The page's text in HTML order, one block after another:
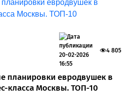
планировки евродвушек в
класса Москвы. ТОП-10
4 805
20-02-2026
16:55